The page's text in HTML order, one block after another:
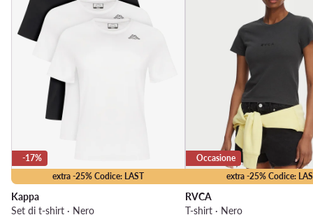
extra -25% Codice: LAST
-17%
Kappa
Set di t-shirt · Nero
extra -25% Codice:
Occasione
RVCA
T-shirt · Nero